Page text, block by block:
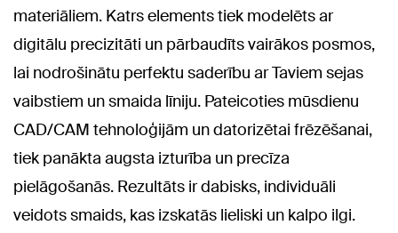
materiāliem. Katrs elements tiek modelēts ar
digitālu precizitāti un pārbaudīts vairākos posmos,
lai nodrošinātu perfektu saderību ar Taviem sejas
vaibstiem un smaida līniju. Pateicoties mūsdienu
CAD/CAM tehnoloģijām un datorizētai frēzēšanai,
tiek panākta augsta izturība un precīza
pielāgošanās. Rezultāts ir dabisks, individuāli
veidots smaids, kas izskatās lieliski un kalpo ilgi.